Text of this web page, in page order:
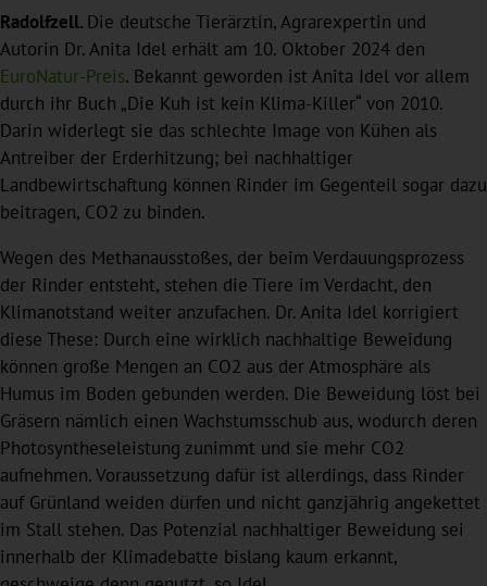
Radolfzell. Die deutsche Tierärztin, Agrarexpertin und
Autorin Dr. Anita Idel erhält am 10. Oktober 2024 den
EuroNatur-Preis. Bekannt geworden ist Anita Idel vor allem
durch ihr Buch „Die Kuh ist kein Klima-Killer“ von 2010.
Darin widerlegt sie das schlechte Image von Kühen als
Antreiber der Erderhitzung; bei nachhaltiger
Landbewirtschaftung können Rinder im Gegenteil sogar dazu
beitragen, CO2 zu binden.
Wegen des Methanausstoßes, der beim Verdauungsprozess
der Rinder entsteht, stehen die Tiere im Verdacht, den
Klimanotstand weiter anzufachen. Dr. Anita Idel korrigiert
diese These: Durch eine wirklich nachhaltige Beweidung
können große Mengen an CO2 aus der Atmosphäre als
Humus im Boden gebunden werden. Die Beweidung löst bei
Gräsern nämlich einen Wachstumsschub aus, wodurch deren
Photosyntheseleistung zunimmt und sie mehr CO2
aufnehmen. Voraussetzung dafür ist allerdings, dass Rinder
auf Grünland weiden dürfen und nicht ganzjährig angekettet
im Stall stehen. Das Potenzial nachhaltiger Beweidung sei
innerhalb der Klimadebatte bislang kaum erkannt,